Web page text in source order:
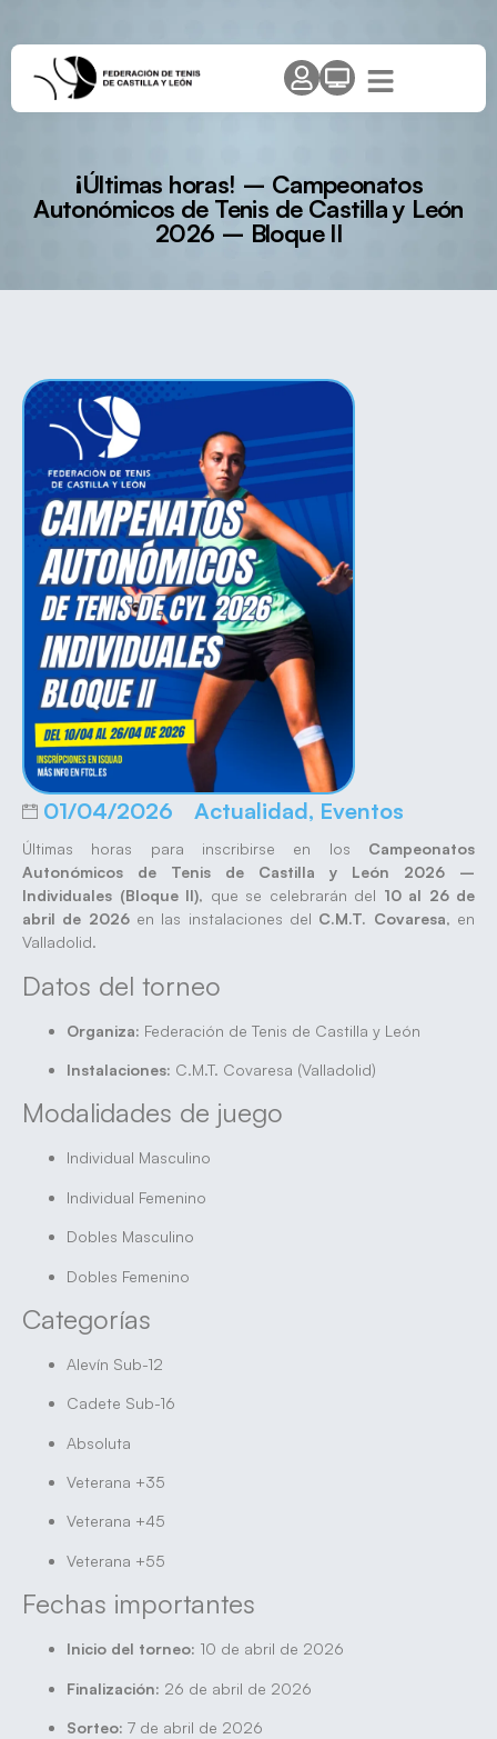
¡Últimas horas! – Campeonatos
Autonómicos de Tenis de Castilla y León
2026 – Bloque II
01/04/2026 Actualidad, Eventos
Últimas horas para inscribirse en los Campeonatos
Autonómicos de Tenis de Castilla y León 2026 –
Individuales (Bloque II), que se celebrarán del 10 al 26 de
abril de 2026en las instalaciones del C.M.T. Covaresa, en
Valladolid.
Datos del torneo
Organiza: Federación de Tenis de Castilla y León
Instalaciones: C.M.T. Covaresa (Valladolid)
Modalidades de juego
Individual Masculino
Individual Femenino
Dobles Masculino
Dobles Femenino
Categorías
Alevín Sub-12
Cadete Sub-16
Absoluta
Veterana +35
Veterana +45
Veterana +55
Fechas importantes
Inicio del torneo: 10 de abril de 2026
Finalización: 26 de abril de 2026
Sorteo: 7 de abril de 2026